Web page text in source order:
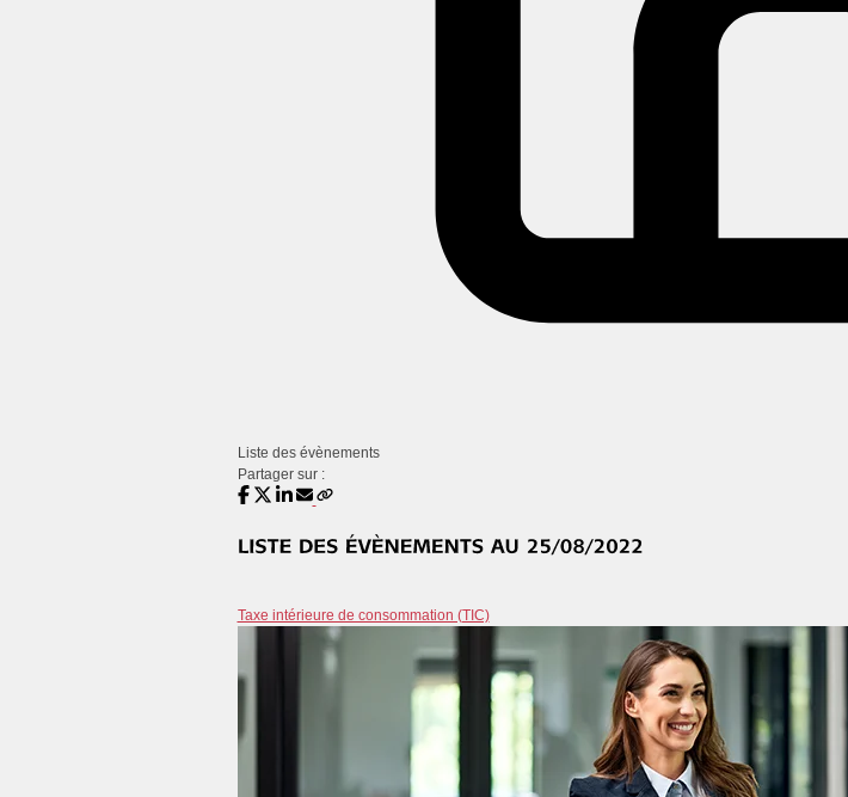
Liste des évènements
Partager sur :
Taxe intérieure de consommation (TIC)